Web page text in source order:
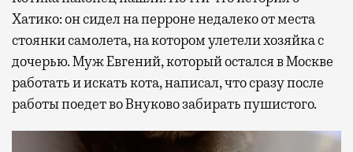
Хатико: он сидел на перроне недалеко от места
стоянки самолета, на котором улетели хозяйка с
дочерью. Муж Евгений, который остался в Москве
работать и искать кота, написал, что сразу после
работы поедет во Внуково забирать пушистого.
Видеоплеер